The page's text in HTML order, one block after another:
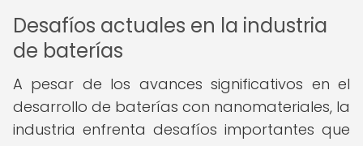
Desafíos actuales en la industria
de baterías
A pesar de los avances significativos en el
desarrollo de baterías con nanomateriales, la
industria enfrenta desafíos importantes que